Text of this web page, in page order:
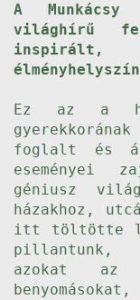
A
világhírű
inspirált,
Ez az a
foglalt és
eseményei
géniusz
házakhoz,
itt töltötte
pillantunk,
azokat az